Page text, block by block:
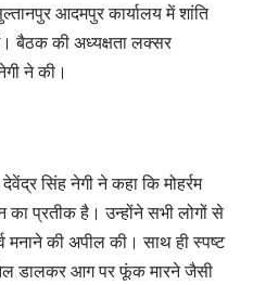
आदमपुर कार्यालय में शांति
बैठक की अध्यक्षता लक्सर
ने की।
सिंह नेगी ने कहा कि मोहर्रम
का प्रतीक है। उन्होंने सभी लोगों से
मनाने की अपील की। साथ ही स्पष्ट
तेल डालकर आग पर फूंक मारने जैसी